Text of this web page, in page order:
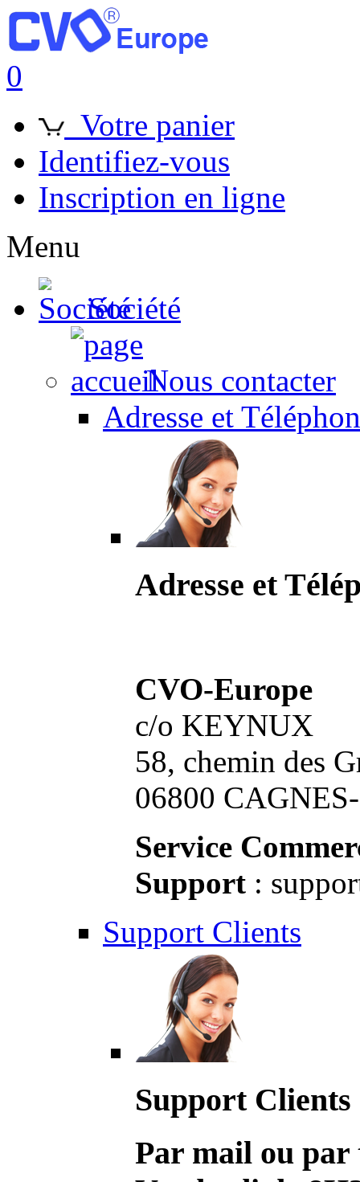
0
Votre panier
Identifiez-vous
Inscription en ligne
Menu
Société
Nous contacter
Adresse et
Adresse et
CVO-Europe
c/o KEYNUX
58, chemin des
06800
Service
Support :
Support Clients
Support Clients
Par mail ou par